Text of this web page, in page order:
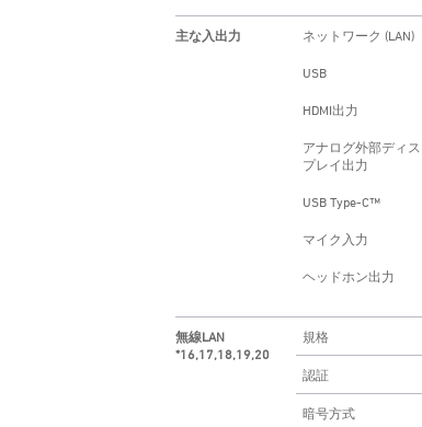
主な入出力 ネットワーク (LAN)
USB
HDMI出力
アナログ外部ディス
プレイ出力
USB Type-C™
マイク入力
ヘッドホン出力
無線LAN
*16,17,18,19,20
規格
認証
暗号方式